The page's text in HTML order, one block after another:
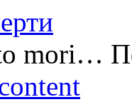
mori…